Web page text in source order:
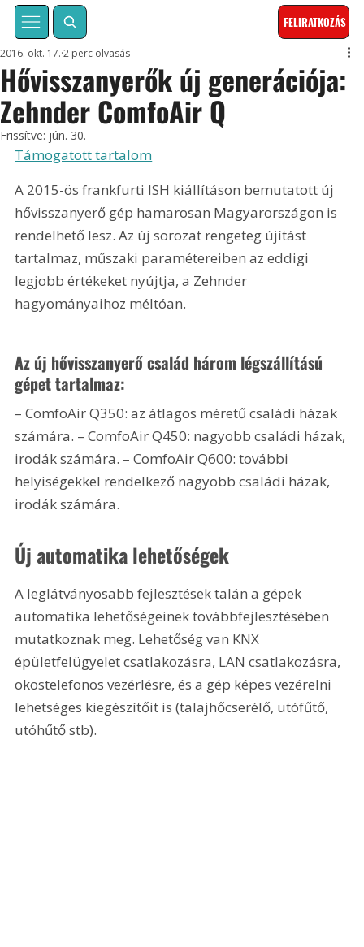
FELIRATKOZÁS
Hővisszanyerők új generációja:
Zehnder ComfoAir Q
2016. okt. 17. 2 perc olvasás
Frissítve: jún. 30.
Támogatott tartalom
A 2015-ös frankfurti ISH kiállításon bemutatott új
hővisszanyerő gép hamarosan Magyarországon is
rendelhető lesz. Az új sorozat rengeteg újítást
tartalmaz, műszaki paramétereiben az eddigi
legjobb értékeket nyújtja, a Zehnder
hagyományaihoz méltóan.
Az új hővisszanyerő család három légszállítású
gépet tartalmaz:
– ComfoAir Q350: az átlagos méretű családi házak
számára. – ComfoAir Q450: nagyobb családi házak,
irodák számára. – ComfoAir Q600: további
helyiségekkel rendelkező nagyobb családi házak,
irodák számára.
Új automatika lehetőségek
A leglátványosabb fejlesztések talán a gépek
automatika lehetőségeinek továbbfejlesztésében
mutatkoznak meg. Lehetőség van KNX
épületfelügyelet csatlakozásra, LAN csatlakozásra,
okostelefonos vezérlésre, és a gép képes vezérelni
lehetséges kiegészítőit is (talajhőcserélő, utófűtő,
utóhűtő stb).